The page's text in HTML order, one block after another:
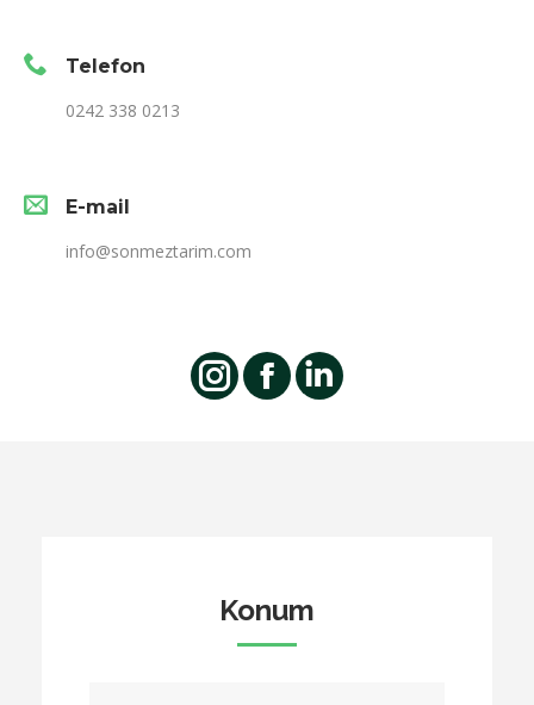
Telefon
0242 338 0213
E-mail
info@sonmeztarim.com
Instagram
Facebook
Linkedin
Konum